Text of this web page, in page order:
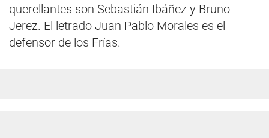
querellantes son Sebastián Ibáñez y Bruno
Jerez. El letrado Juan Pablo Morales es el
defensor de los Frías.